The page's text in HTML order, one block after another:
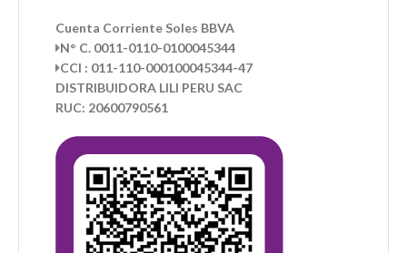
Cuenta Corriente Soles BBVA
N° C. 0011-0110-0100045344
CCI : 011-110-000100045344-47
DISTRIBUIDORA LILI PERU SAC
RUC: 20600790561